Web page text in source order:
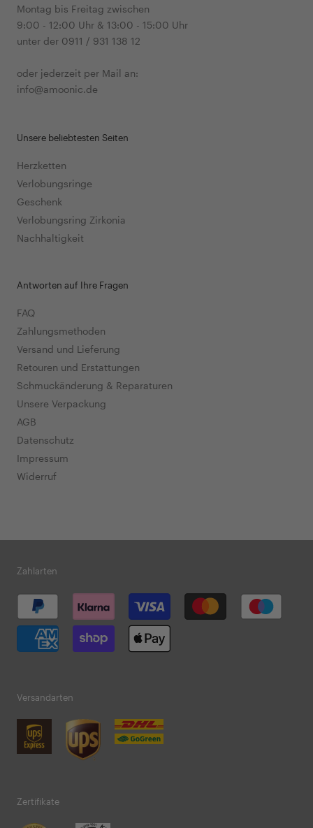
Montag bis Freitag zwischen
9:00 - 12:00 Uhr & 13:00 - 15:00 Uhr
unter der 0911 / 931 138 12
oder jederzeit per Mail an:
info@amoonic.de
Unsere beliebtesten Seiten
Herzketten
Verlobungsringe
Geschenk
Verlobungsring Zirkonia
Nachhaltigkeit
Antworten auf Ihre Fragen
FAQ
Zahlungsmethoden
Versand und Lieferung
Retouren und Erstattungen
Schmuckänderung & Reparaturen
Unsere Verpackung
AGB
Datenschutz
Impressum
Widerruf
Zahlarten
Versandarten
Zertifikate